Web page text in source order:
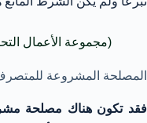
(مجموعة الأعمال
المصلحة المشروعة
فقد تكون هناك مصلحة